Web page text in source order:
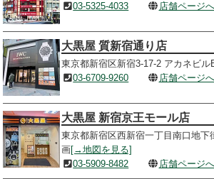
03-5325-4033
店舗ページへ
大黒屋 質新宿通り店
東京都新宿区新宿3-17-2 アカネビル
03-6709-9260
店舗ページへ
大黒屋 新宿京王モール店
東京都新宿区西新宿一丁目南口地下
画[→地図を見る]
03-5909-8482
店舗ページへ